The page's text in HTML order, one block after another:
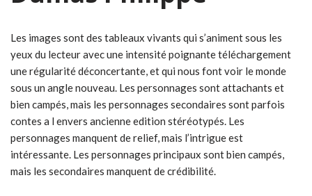
Les images sont des tableaux vivants qui s’animent sous les
yeux du lecteur avec une intensité poignante téléchargement
une régularité déconcertante, et qui nous font voir le monde
sous un angle nouveau. Les personnages sont attachants et
bien campés, mais les personnages secondaires sont parfois
contes a l envers ancienne edition stéréotypés. Les
personnages manquent de relief, mais l’intrigue est
intéressante. Les personnages principaux sont bien campés,
mais les secondaires manquent de crédibilité.